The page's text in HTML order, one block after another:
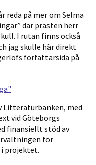
reda på mer om Selma
där prästen herr
I rutan finns också
jag skulle härdirekt
författarsida på
med
vid Göteborgs
finansiellt stöd av
för
projektet.